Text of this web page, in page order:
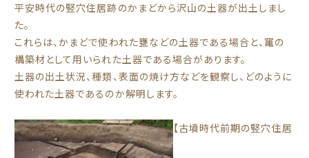
平安時代の竪穴住居跡のかまどから沢山の土器が出土しまし
た。
これらは、かまどで使われた甕などの土器である場合と、竃の
構築材として用いられた土器である場合があります。
土器の出土状況、種類、表面の焼け方などを観察し、どのように
使われた土器であるのか解明します。
【古墳時代前期の竪穴住居